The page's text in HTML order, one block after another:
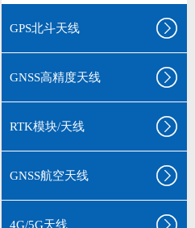
GPS北斗天线
GNSS高精度天线
RTK模块/天线
GNSS航空天线
4G/5G天线